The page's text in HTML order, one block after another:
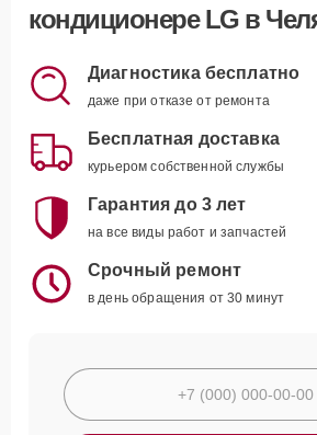
кондиционере LG в
Диагностика бесплатно
даже при отказе от ремонта
Бесплатная доставка
курьером собственной службы
Гарантия до 3 лет
на все виды работ и запчастей
Срочный ремонт
в день обращения от 30 минут